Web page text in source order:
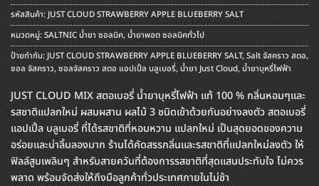
was:
฿250.00.
is:
฿220.00.
รหัสสินค้า:JUST CLOUD STRAWBERRY APPLE BLUEBERRY SALT
หมวดหมู่:SALTNIC น้ำยา ซอลนิค, น้ำยาพอต ซอลนิคทั่วไป
ป้ายกำกับ:JUST CLOUD STRAWBERRY APPLE BLUEBERRY SALT, Salt จัสคราว สตอ,
ซอล จัสคราว, ซอลจัสคราว สตอ แอปเปิ้ล บลูเบอรี่, น้ำยา Just Cloud, น้ำยาบุหรี่ไฟฟ้า
JUST CLOUD MIX สตอเบอรี่ น้ำยาบุหรี่ไฟฟ้า แท้ 100 % กลิ่นหอมๆและ
รสชาติแปลกใหม่ ผสมผสาน ผลไม้ 3 ชนิดเข้าด้วยกันอย่างลงตัว สตอเบอรี่
แอปเปิ้ล บลูเบอรี่ ที่ได้รสชาติที่หอมหวาน แปลกใหม่ เป็นสุดยอดของความ
อร่อยและน่าลิ้มลองมาก ร้านได้คัดสรรกลิ่นและรสชาติที่แปลกใหม่ลงตัว ให้
ฟิลล์สูบเพลินๆ สำหรับสายควันที่ต้องการรสชาติที่สุดแสนประทับใจ ไม่ควร
พลาด พร้อมจัดส่งให้ถึงมือลูกค้าทั่วประเทศภายในไม่ช้า